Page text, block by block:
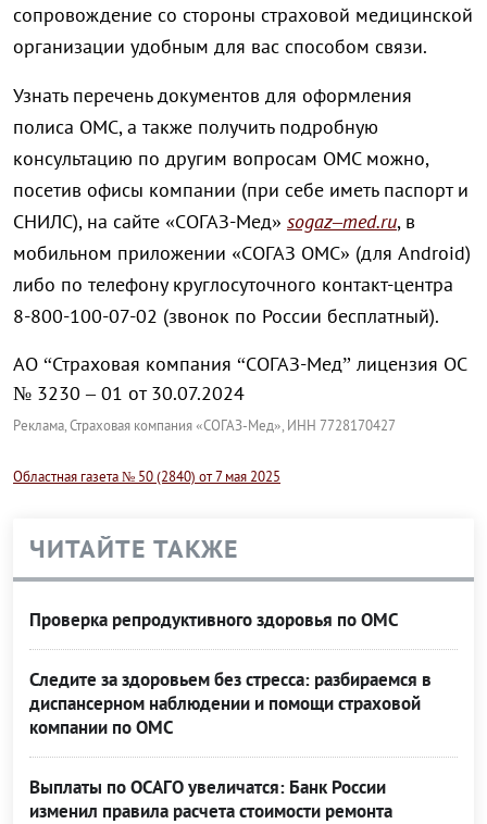
сопровождение со стороны страховой медицинской
организации удобным для вас способом связи.
Узнать перечень документов для оформления
полиса ОМС, а также получить подробную
консультацию по другим вопросам ОМС можно,
посетив офисы компании (при себе иметь паспорт и
СНИЛС), на сайте «СОГАЗ-Мед» sogaz–med.ru, в
мобильном приложении «СОГАЗ ОМС» (для Android)
либо по телефону круглосуточного контакт-центра
8-800-100-07-02 (звонок по России бесплатный).
АО “Страховая компания “СОГАЗ-Мед” лицензия ОС
№ 3230 – 01 от 30.07.2024
Реклама, Страховая компания «СОГАЗ-Мед», ИНН 7728170427
Областная газета № 50 (2840) от 7 мая 2025
ЧИТАЙТЕ ТАКЖЕ
Проверка репродуктивного здоровья по ОМС
Следите за здоровьем без стресса: разбираемся в
диспансерном наблюдении и помощи страховой
компании по ОМС
Выплаты по ОСАГО увеличатся: Банк России
изменил правила расчета стоимости ремонта